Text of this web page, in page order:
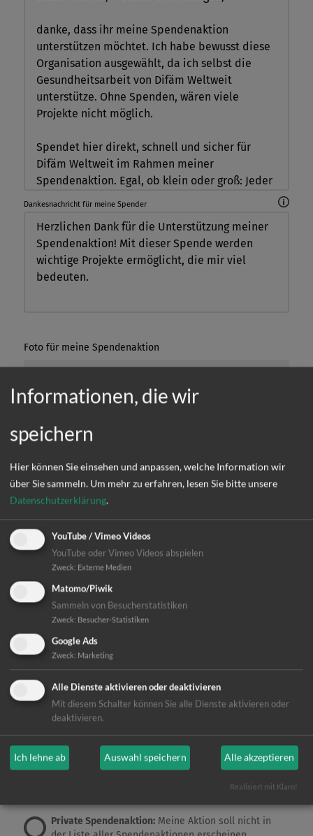
Informationen, die wir
speichern
Hier können Sie einsehen und anpassen, welche Information wir
über Sie sammeln. Um mehr zu erfahren, lesen Sie bitte unsere
Datenschutzerklärung.
YouTube / Vimeo Videos
YouTube oder Vimeo Videos abspielen
Zweck: Externe Medien
Matomo/Piwik
Sammeln von Besucherstatistiken
Zweck: Besucher-Statistiken
Google Ads
Zweck: Marketing
Alle Dienste aktivieren oder deaktivieren
Mit diesem Schalter können Sie alle Dienste aktivieren oder
deaktivieren.
Ich lehne ab Auswahl speichern Alle akzeptieren
Realisiert mit Klaro!